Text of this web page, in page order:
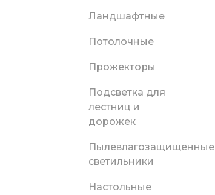
Ландшафтные
Потолочные
Прожекторы
Подсветка для
лестниц и
дорожек
Пылевлагозащищенные
светильники
Настольные